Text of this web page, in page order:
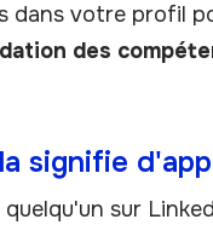
dans votre profil
des
signifie
sur